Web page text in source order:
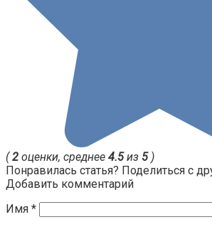
(2 оценки, среднее 4.5из 5)
Понравилась статья? Поделиться с
Добавить комментарий
Имя *